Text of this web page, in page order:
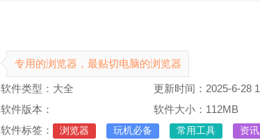
专用的浏览器，最贴切电脑的浏览器
软件类型：大全
更新时间：2025-6-28
软件版本：
软件大小：112MB
软件标签：
浏览器 玩机必备 常用工具 资讯